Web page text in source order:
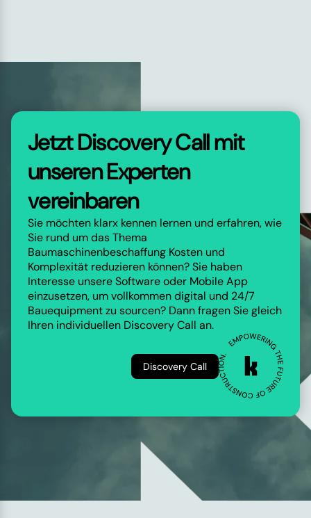
Jetzt Discovery Call mit
unseren Experten
vereinbaren
Sie möchten klarx kennen lernen und erfahren, wie
Sie rund um das Thema
Baumaschinenbeschaffung Kosten und
Komplexität reduzieren können? Sie haben
Interesse unsere Software oder Mobile App
einzusetzen, um vollkommen digital und 24/7
Bauequipment zu sourcen? Dann fragen Sie gleich
Ihren individuellen Discovery Call an.
Discovery Call